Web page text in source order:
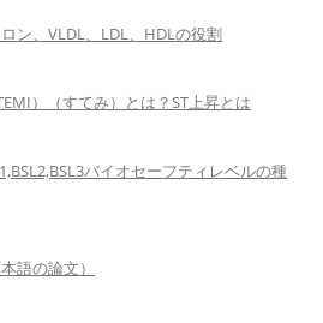
ン、VLDL、LDL、HDLの役割
）（すてみ）とは？ST上昇とは
バイオセーフティレベルの種
語の論文）